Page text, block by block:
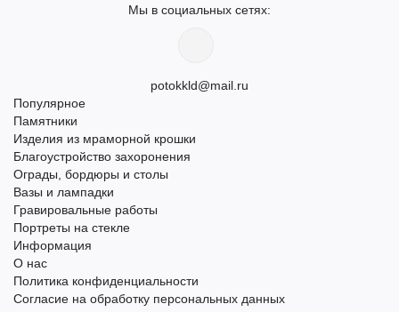
Мы в социальных сетях:
potokkld@mail.ru
Популярное
Памятники
Изделия из мраморной крошки
Благоустройство захоронения
Ограды, бордюры и столы
Вазы и лампадки
Гравировальные работы
Портреты на стекле
Информация
О нас
Политика конфиденциальности
Согласие на обработку персональных данных